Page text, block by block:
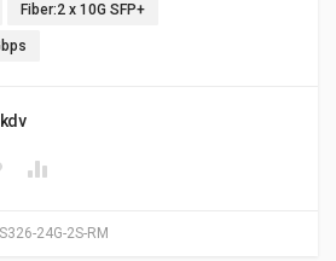
24G-2S-RM
Fiber:2 x 10G SFP+